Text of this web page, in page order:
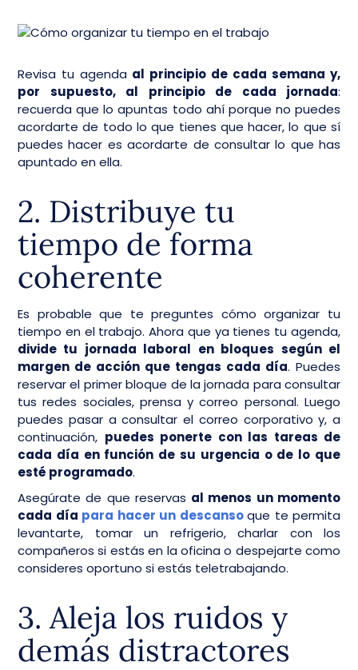
Revisa tu agenda al principio de cada semana y,
por supuesto, al principio de cada jornada:
recuerda que lo apuntas todo ahí porque no puedes
acordarte de todo lo que tienes que hacer, lo que sí
puedes hacer es acordarte de consultar lo que has
apuntado en ella.
2. Distribuye tu
tiempo de forma
coherente
Es probable que te preguntes cómo organizar tu
tiempo en el trabajo. Ahora que ya tienes tu agenda,
divide tu jornada laboral en bloques según el
margen de acción que tengas cada día. Puedes
reservar el primer bloque de la jornada para consultar
tus redes sociales, prensa y correo personal. Luego
puedes pasar a consultar el correo corporativo y, a
continuación, puedes ponerte con las tareas de
cada día en función de su urgencia o de lo que
esté programado.
Asegúrate de que reservas al menos un momento
cada día para hacer un descansoque te permita
levantarte, tomar un refrigerio, charlar con los
compañeros si estás en la oficina o despejarte como
consideres oportuno si estás teletrabajando.
3. Aleja los ruidos y
demás distractores